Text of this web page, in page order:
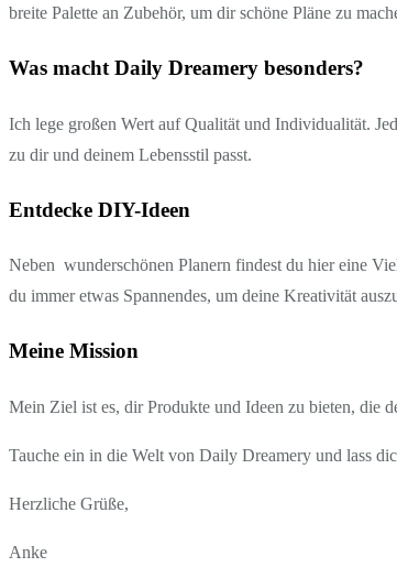
breite Palette an Zubehör, um dir schöne Pläne zu
Was macht Daily Dreamery besonders?
Ich lege großen Wert auf Qualität und Individualität.
zu dir und deinem Lebensstil passt.
Entdecke DIY-Ideen
Neben wunderschönen Planern findest du hier eine
du immer etwas Spannendes, um deine Kreativität
Meine Mission
Mein Ziel ist es, dir Produkte und Ideen zu bieten, die
Tauche ein in die Welt von Daily Dreamery und lass
Herzliche Grüße,
Anke